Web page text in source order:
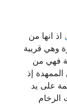
اذ انها من
وهي قريبة
فهي من
إذ
على يد
الرخام